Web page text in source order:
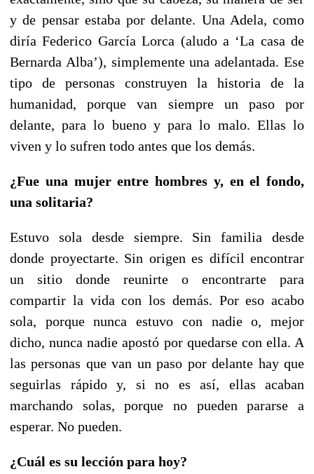
y de pensar estaba por delante. Una Adela, como
diría Federico García Lorca (aludo a ‘La casa de
Bernarda Alba’), simplemente una adelantada. Ese
tipo de personas construyen la historia de la
humanidad, porque van siempre un paso por
delante, para lo bueno y para lo malo. Ellas lo
viven y lo sufren todo antes que los demás.
¿Fue una mujer entre hombres y, en el fondo,
una solitaria?
Estuvo sola desde siempre. Sin familia desde
donde proyectarte. Sin origen es difícil encontrar
un sitio donde reunirte o encontrarte para
compartir la vida con los demás. Por eso acabo
sola, porque nunca estuvo con nadie o, mejor
dicho, nunca nadie apostó por quedarse con ella. A
las personas que van un paso por delante hay que
seguirlas rápido y, si no es así, ellas acaban
marchando solas, porque no pueden pararse a
esperar. No pueden.
¿Cuál es su lección para hoy?